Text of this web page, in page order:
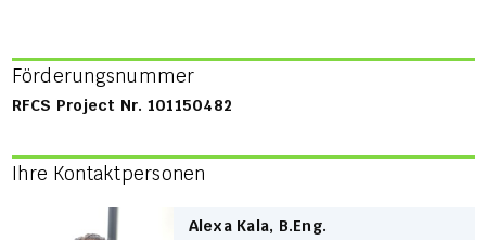
Förderungsnummer
RFCS Project Nr. 101150482
Ihre Kontaktpersonen
Alexa Kala, B.Eng.